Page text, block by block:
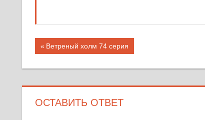
Предыдущая
Ветреный холм 74 серия
ОСТАВИТЬ ОТВЕТ